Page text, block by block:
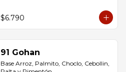
$6.790
91 Gohan
Base Arroz, Palmito, Choclo, Cebollin,